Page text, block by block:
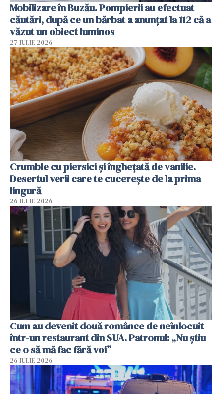
Mobilizare în Buzău. Pompierii au efectuat
căutări, după ce un bărbat a anunțat la 112 că a
văzut un obiect luminos
27 IULIE 2026
Crumble cu piersici și înghețată de vanilie.
Desertul verii care te cucerește de la prima
lingură
26 IULIE 2026
Cum au devenit două românce de neînlocuit
într-un restaurant din SUA. Patronul: „Nu știu
ce o să mă fac fără voi”
26 IULIE 2026